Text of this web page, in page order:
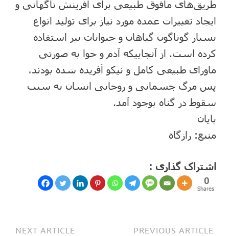
طریق‌های مافوق طبیعی برای آفرینش ناگهانی و
ایجاد تغییرات عمده مورد نیاز برای تولید انواع
بسیار گوناگون گیاهان و حیوانات نیز استفاده
کرده است. از آنجاییکه آدم و حوا به صورتی
ماورای طبیعی کامل و نیکو آفریده شده بودند،
پس مرگ جسمانی و روحانی انسان به سبب
سقوط در گناه بوجود آمد.
پایان
منبع: رازگاه
اشتراک گذاری :
0
Shares
PREVIOUS ARTICLE
NEXT ARTICLE